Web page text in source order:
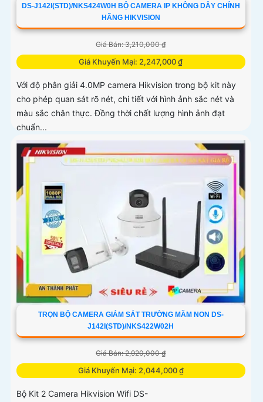
DS-J142I(STD)/NKS424W0H BỘ CAMERA IP KHÔNG DÂY CHÍNH
HÃNG HIKVISION
Giá Bán: 3,210,000 ₫
Giá Khuyến Mại: 2,247,000 ₫
Với độ phân giải 4.0MP camera Hikvision trong bộ kit này
cho phép quan sát rõ nét, chi tiết với hình ảnh sắc nét và
màu sắc chân thực. Đồng thời chất lượng hình ảnh đạt
chuẩn...
TRỌN BỘ CAMERA GIÁM SÁT TRƯỜNG MẦM NON DS-
J142I(STD)/NKS422W02H
Giá Bán: 2,920,000 ₫
Giá Khuyến Mại: 2,044,000 ₫
Bộ Kit 2 Camera Hikvision Wifi DS-